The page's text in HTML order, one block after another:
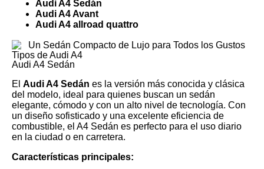
Audi A4 Sedán
Audi A4 Avant
Audi A4 allroad quattro
Tipos de Audi A4
Audi A4 Sedán
El Audi A4 Sedán es la versión más conocida y clásica
del modelo, ideal para quienes buscan un sedán
elegante, cómodo y con un alto nivel de tecnología. Con
un diseño sofisticado y una excelente eficiencia de
combustible, el A4 Sedán es perfecto para el uso diario
en la ciudad o en carretera.
Características principales: